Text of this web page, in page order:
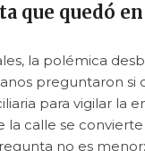
que quedó
la polémica
preguntaron si
para vigilar la
la calle se
no es